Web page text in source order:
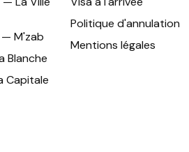
M'zab
Blanche
Capitale
Politique d'annulation
Mentions légales